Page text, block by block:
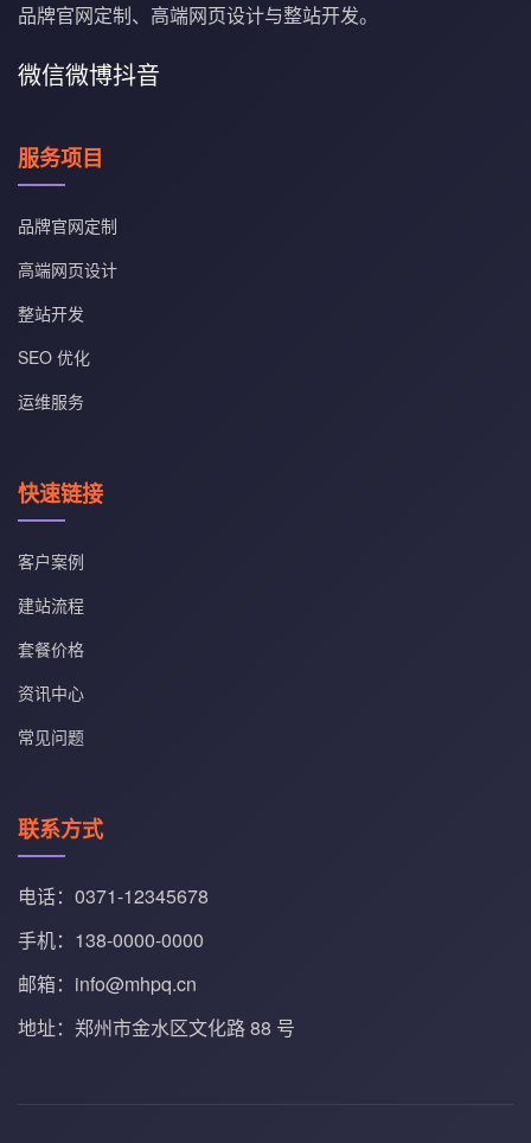
品牌官网定制、高端网页设计与整站开发。
微信微博抖音
服务项目
品牌官网定制
高端网页设计
整站开发
SEO 优化
运维服务
快速链接
客户案例
建站流程
套餐价格
资讯中心
常见问题
联系方式
电话：0371-12345678
手机：138-0000-0000
邮箱：info@mhpq.cn
地址：郑州市金水区文化路 88 号